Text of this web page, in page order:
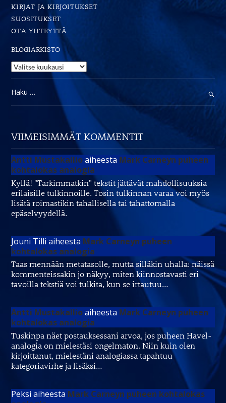
KIRJAT JA KIRJOITUKSET
SUOSITUKSET
OTA YHTEYTTÄ
BLOGIARKISTO
Blogiarkisto
Haku:
VIIMEISIMMÄT KOMMENTIT
Antti Mustakallioaiheesta Mark Carneyn puheen
kohtalokas analogia
Kyllä! "Tarkimmatkin" tekstit jättävät mahdollisuuksia
erilaisille tulkinnoille. Tosin tulkinnan varaa voi myös
lisätä roimastikin tahallisella tai tahattomalla
epäselvyydellä.
Jouni Tilli aiheesta Mark Carneyn puheen
kohtalokas analogia
Taas mennään metatasolle, mutta silläkin uhalla: näissä
kommenteissakin jo näkyy, miten kiinnostavasti eri
tavoilla tekstiä voi tulkita, kun se irtautuu…
Antti Mustakallioaiheesta Mark Carneyn puheen
kohtalokas analogia
Tuskinpa näet postauksessani arvoa, jos puheen Havel-
analogia on mielestäsi ongelmaton. Niin kuin olen
kirjoittanut, mielestäni analogiassa tapahtuu
kategoriavirhe ja lisäksi…
Peksi aiheesta Mark Carneyn puheen kohtalokas